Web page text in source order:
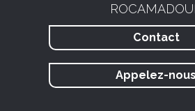
Contact
Appelez-nous